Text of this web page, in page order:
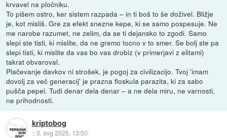
krvavel na pločniku.
To pišem ostro, ker sistem razpada – in ti boš to še doživel. Bližje
je, kot misliš. Gre za efekt snezne kepe, ki se samo pospesuje. Ne
me narobe razumet, ne zelim, da se ti dejansko to zgodi. Samo
slepi ste tisti, ki mislite, da ne gremo tocno v to smer. Se bolj ste pa
slepi tisti, ki mislite da vas bo vas drobiz (v primerjavi z elitami)
takrat obvaroval.
Plačevanje davkov ni strošek, je pogoj za civilizacijo. Tvoj 'imam
dovolj za več generacij' je prazna floskula parazita, ki za sabo
pušča pepel. Tudi denar dela denar – a ne dela miru, ne varnosti,
ne prihodnosti.
kriptobog
::3. avg 2025, 13:50